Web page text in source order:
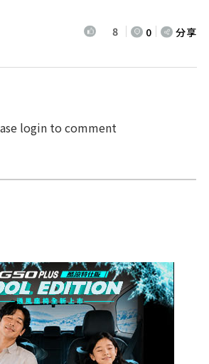
8 0 分享
login to comment